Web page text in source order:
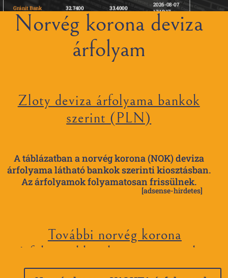
Gránit Bank 32.7400 33.4000 2026-08-07
17:10:17
AKCENTA CZ 32.8307 33.2118
2026-08-07
23:05:29
32.9000 33.7000
Norvég korona deviza
árfolyam
Zloty deviza árfolyama bankok
szerint (PLN)
A táblázatban a norvég korona (NOK) deviza
árfolyama látható bankok szerinti kiosztásban.
Az árfolyamok folyamatosan frissülnek.
[adsense-hirdetes]
További norvég korona
árfolyamokhoz kattints a gombra